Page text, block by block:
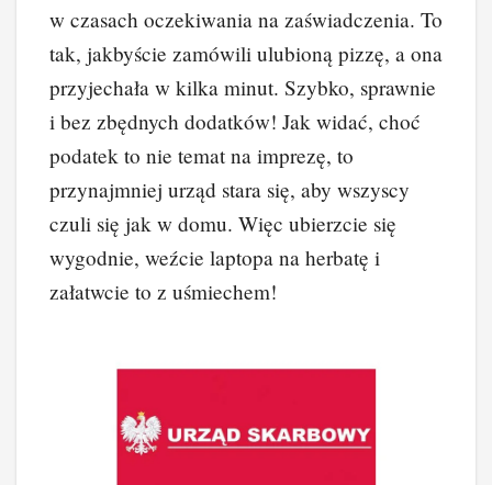
w czasach oczekiwania na zaświadczenia. To
tak, jakbyście zamówili ulubioną pizzę, a ona
przyjechała w kilka minut. Szybko, sprawnie
i bez zbędnych dodatków! Jak widać, choć
podatek to nie temat na imprezę, to
przynajmniej urząd stara się, aby wszyscy
czuli się jak w domu. Więc ubierzcie się
wygodnie, weźcie laptopa na herbatę i
załatwcie to z uśmiechem!